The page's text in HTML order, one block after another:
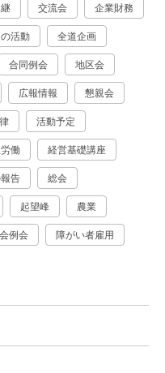
交流会 企業財務
活動 全道企画
合同例会 地区会
広報情報 懇親会
活動予定
働 経営基礎講座
告 総会
起望峰 農業
例会 障がい者雇用